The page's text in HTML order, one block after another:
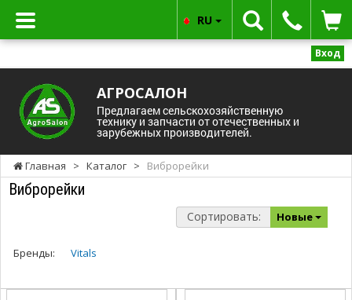
Вход
АГРОСАЛОН
Предлагаем сельскохозяйственную
технику и запчасти от отечественных и
зарубежных производителей.
RU
Главная > Каталог > Виброрейки
Виброрейки
Сортировать: Новые
Бренды: Vitals